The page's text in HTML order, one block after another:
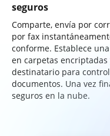
seguros
Comparte, envía por
por fax
conforme. Establece
en carpetas
destinatario para
documentos. Una vez
seguros en la nube.